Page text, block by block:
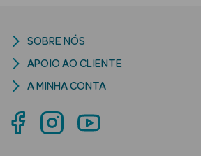
Corpo
Rosto
Solares Bebé e
SOBRE NÓS
APOIO AO CLIENTE
A MINHA CONTA